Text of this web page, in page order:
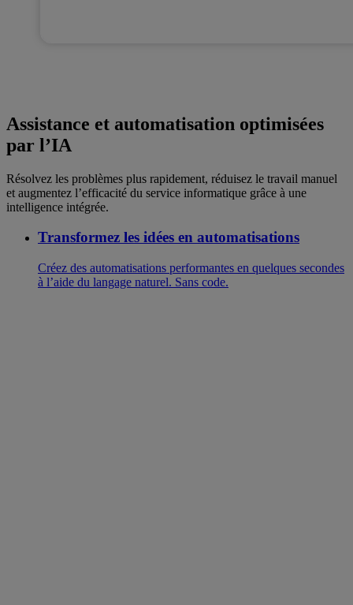
Assistance et automatisation optimisées
par l’IA
Résolvez les problèmes plus rapidement, réduisez le travail manuel
et augmentez l’efficacité du service informatique grâce à une
intelligence intégrée.
Transformez les idées en automatisations
Créez des automatisations performantes en quelques secondes
à l’aide du langage naturel. Sans code.